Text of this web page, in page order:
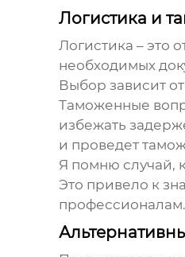
Логистика и
Логистика – это
необходимых
Выбор зависит
Таможенные
избежать
и проведет
Я помню случай,
Это привело к
профессионалам.